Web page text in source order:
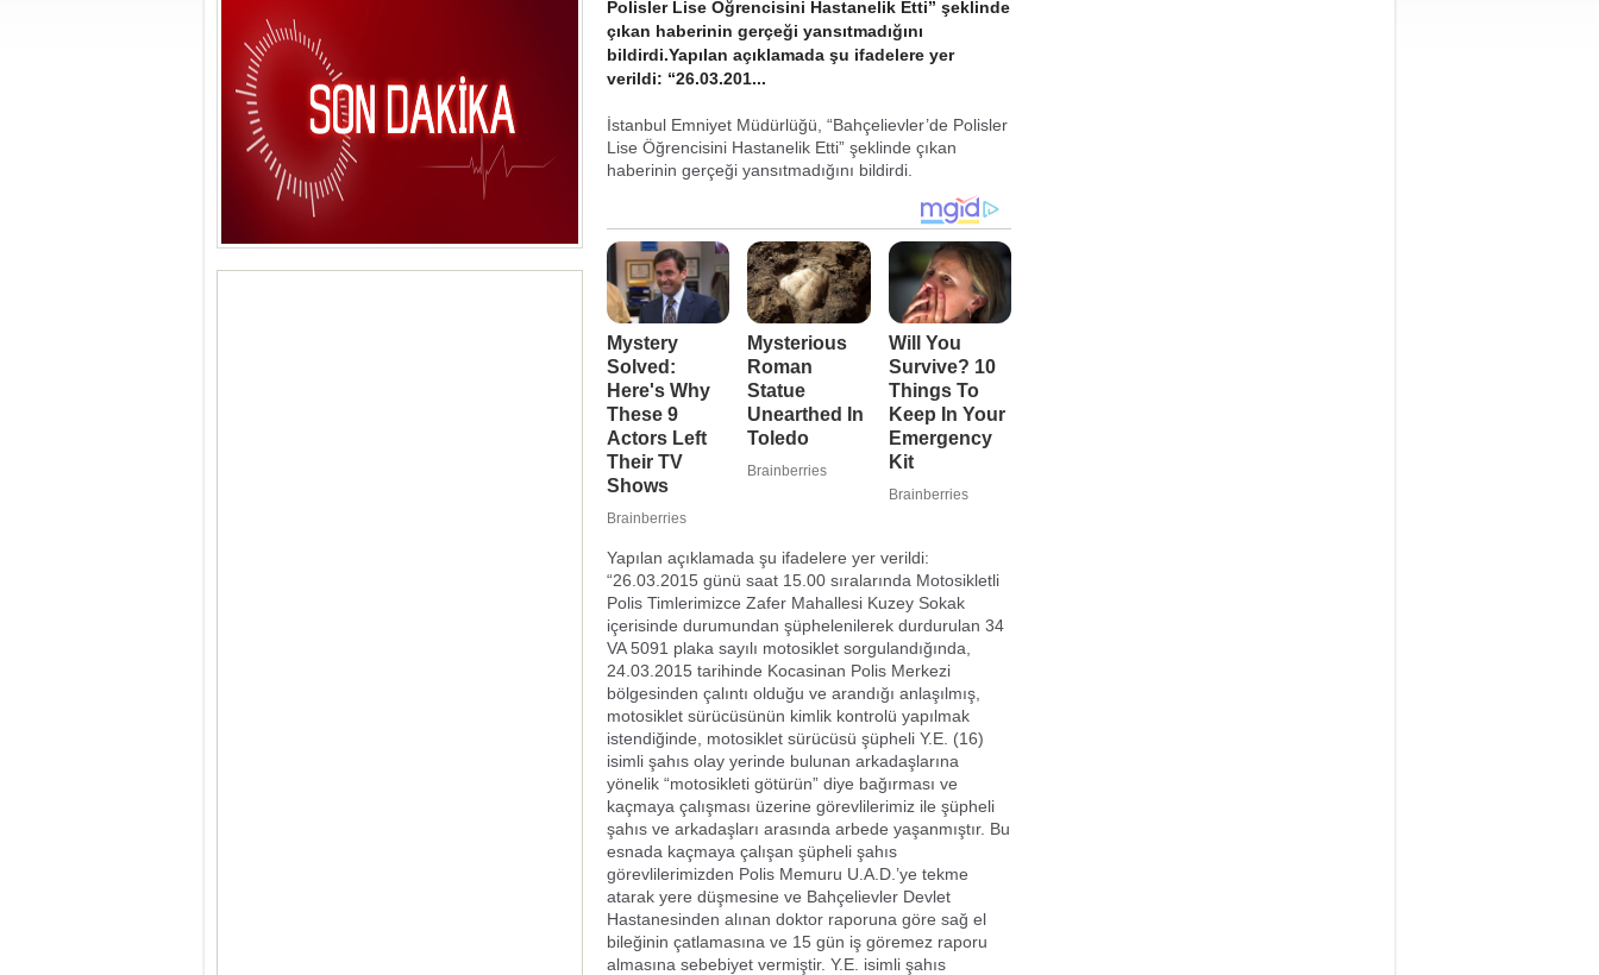
Polisler Lise Öğrencisini Hastanelik Etti” şeklinde
çıkan haberinin gerçeği yansıtmadığını
bildirdi.Yapılan açıklamada şu ifadelere yer
verildi: “26.03.201...
İstanbul Emniyet Müdürlüğü, “Bahçelievler’de Polisler
Lise Öğrencisini Hastanelik Etti” şeklinde çıkan
haberinin gerçeği yansıtmadığını bildirdi.
Yapılan açıklamada şu ifadelere yer verildi:
“26.03.2015 günü saat 15.00 sıralarında Motosikletli
Polis Timlerimizce Zafer Mahallesi Kuzey Sokak
içerisinde durumundan şüphelenilerek durdurulan 34
VA 5091 plaka sayılı motosiklet sorgulandığında,
24.03.2015 tarihinde Kocasinan Polis Merkezi
bölgesinden çalıntı olduğu ve arandığı anlaşılmış,
motosiklet sürücüsünün kimlik kontrolü yapılmak
istendiğinde, motosiklet sürücüsü şüpheli Y.E. (16)
isimli şahıs olay yerinde bulunan arkadaşlarına
yönelik “motosikleti götürün” diye bağırması ve
kaçmaya çalışması üzerine görevlilerimiz ile şüpheli
şahıs ve arkadaşları arasında arbede yaşanmıştır. Bu
esnada kaçmaya çalışan şüpheli şahıs
görevlilerimizden Polis Memuru U.A.D.’ye tekme
atarak yere düşmesine ve Bahçelievler Devlet
Hastanesinden alınan doktor raporuna göre sağ el
bileğinin çatlamasına ve 15 gün iş göremez raporu
almasına sebebiyet vermiştir. Y.E. isimli şahıs